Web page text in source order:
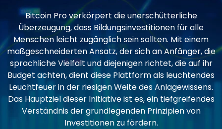
Bitcoin Pro verkörpert die unerschütterliche
Überzeugung, dass Bildungsinvestitionen für alle
Menschen leicht zugänglich sein sollten. Mit einem
maßgeschneiderten Ansatz, der sich an Anfänger, die
sprachliche Vielfalt und diejenigen richtet, die auf ihr
Budget achten, dient diese Plattform als leuchtendes
Leuchtfeuer in der riesigen Weite des Anlagewissens.
Das Hauptziel dieser Initiative ist es, ein tiefgreifendes
Verständnis der grundlegenden Prinzipien von
Investitionen zu fördern.